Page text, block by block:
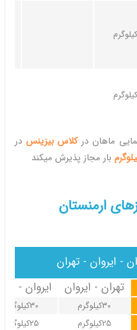
ماهان درکلاس بیزینس در
بار مجاز پذیرش میکند
ارمنستان
- ایروان - تهران
ایروان -
تهران - ایروان
30کیلوگرم 30کیلوگرم
25کیلوگرم
25کیلوگرم